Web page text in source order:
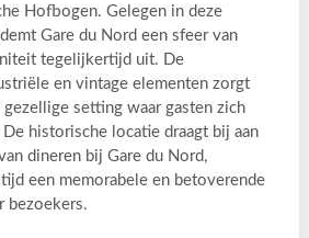
Hofbogen. Gelegen in deze
Gare du Nord een sfeer van
tegelijkertijd uit. De
en vintage elementen zorgt
setting waar gasten zich
historische locatie draagt bij aan
dineren bij Gare du Nord,
een memorabele en betoverende
bezoekers.